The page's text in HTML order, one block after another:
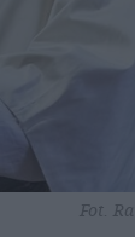
Fot.